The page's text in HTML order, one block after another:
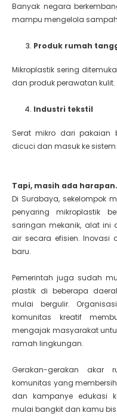
Banyak negara
mampu mengelola
Produk rumah
Mikroplastik sering
dan produk perawatan kulit.
Industri tekstil
Serat mikro dari pakaian
dicuci dan masuk ke
Tapi, masih ada harapan.
Di Surabaya, sekelompok
penyaring mikroplastik
saringan mekanik, alat ini
air secara efisien.
baru.
Pemerintah juga sudah
plastik di beberapa
mulai bergulir.
komunitas kreatif
mengajak masyarakat
ramah lingkungan.
Gerakan-gerakan akar
komunitas yang
dan kampanye edukasi
mulai bangkit dan kamu